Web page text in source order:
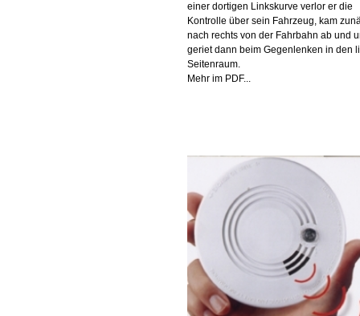
einer dortigen Linkskurve verlor er die
Kontrolle über sein Fahrzeug, kam
nach rechts von der Fahrbahn ab und
geriet dann beim Gegenlenken in den
Seitenraum.
Mehr im PDF...